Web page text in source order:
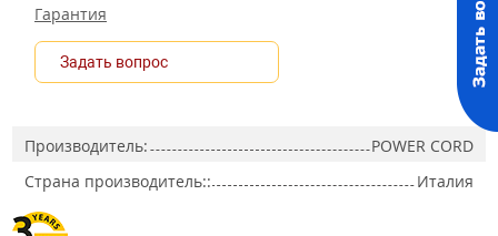
Гарантия
Задать вопрос
Производитель:
POWER CORD
Страна производитель::
Италия